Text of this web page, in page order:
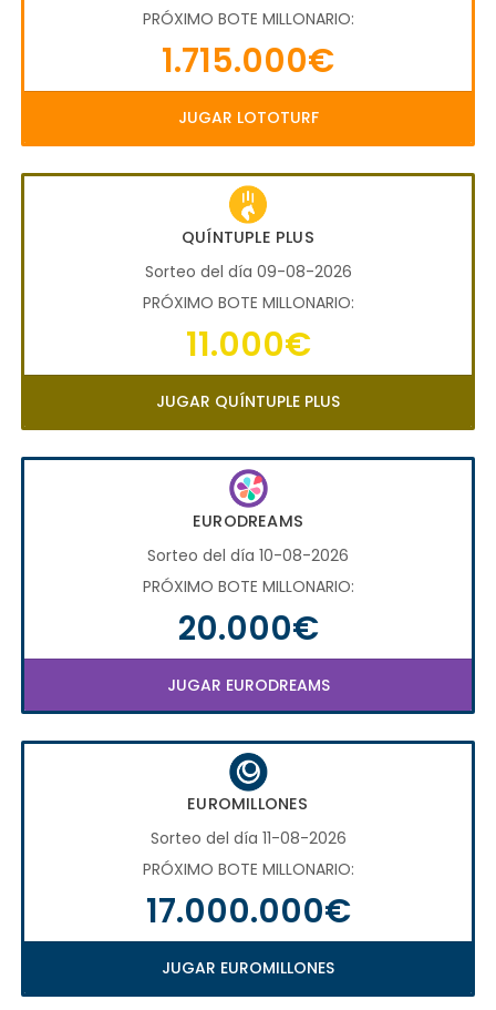
PRÓXIMO BOTE MILLONARIO:
1.715.000€
JUGAR LOTOTURF
QUÍNTUPLE PLUS
Sorteo del día 09-08-2026
PRÓXIMO BOTE MILLONARIO:
11.000€
JUGAR QUÍNTUPLE PLUS
EURODREAMS
Sorteo del día 10-08-2026
PRÓXIMO BOTE MILLONARIO:
20.000€
JUGAR EURODREAMS
EUROMILLONES
Sorteo del día 11-08-2026
PRÓXIMO BOTE MILLONARIO:
17.000.000€
JUGAR EUROMILLONES